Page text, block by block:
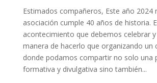
Estimados compañeros, Este año 2024
asociación cumple 40 años de historia.
acontecimiento que debemos celebrar
manera de hacerlo que organizando un
donde podamos compartir no solo una
formativa y divulgativa sino también...